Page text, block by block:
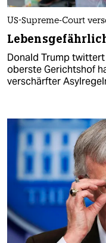
US-Supreme-Court
Donald Trump twittert
oberste Gerichtshof
verschärfter